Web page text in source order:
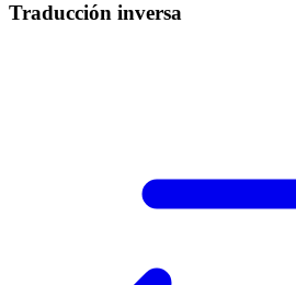
Traducción inversa